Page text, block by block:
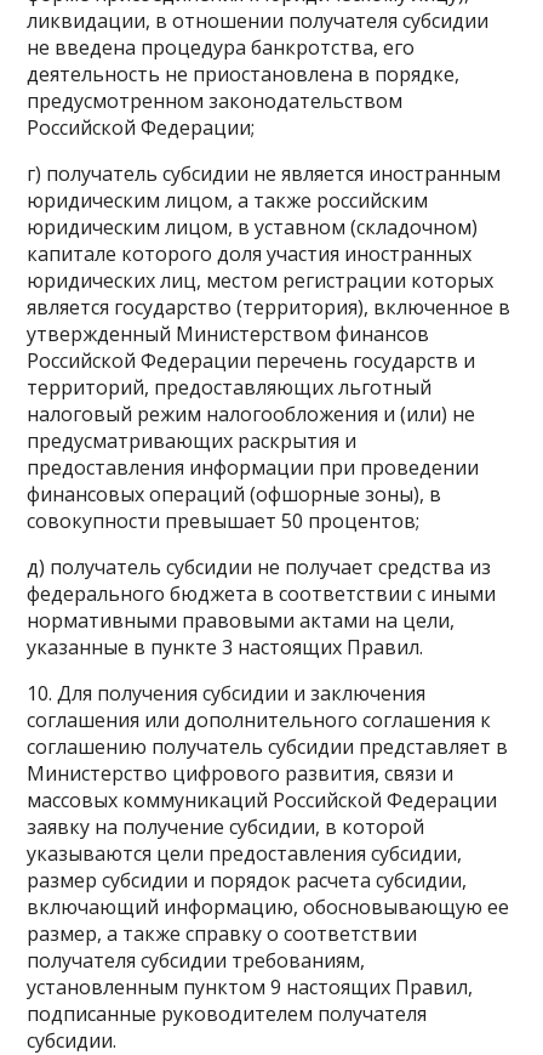
ликвидации, в отношении получателя субсидии
не введена процедура банкротства, его
деятельность не приостановлена в порядке,
предусмотренном законодательством
Российской Федерации;
г) получатель субсидии не является иностранным
юридическим лицом, а также российским
юридическим лицом, в уставном (складочном)
капитале которого доля участия иностранных
юридических лиц, местом регистрации которых
является государство (территория), включенное в
утвержденный Министерством финансов
Российской Федерации перечень государств и
территорий, предоставляющих льготный
налоговый режим налогообложения и (или) не
предусматривающих раскрытия и
предоставления информации при проведении
финансовых операций (офшорные зоны), в
совокупности превышает 50 процентов;
д) получатель субсидии не получает средства из
федерального бюджета в соответствии с иными
нормативными правовыми актами на цели,
указанные в пункте 3 настоящих Правил.
10. Для получения субсидии и заключения
соглашения или дополнительного соглашения к
соглашению получатель субсидии представляет в
Министерство цифрового развития, связи и
массовых коммуникаций Российской Федерации
заявку на получение субсидии, в которой
указываются цели предоставления субсидии,
размер субсидии и порядок расчета субсидии,
включающий информацию, обосновывающую ее
размер, а также справку о соответствии
получателя субсидии требованиям,
установленным пунктом 9 настоящих Правил,
подписанные руководителем получателя
субсидии.